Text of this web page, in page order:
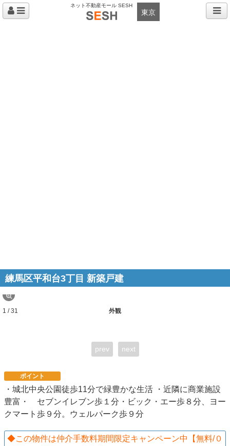
ネット不動産モール SESH
東京
練馬区平和台3丁目 新築戸建
外観
1 / 31
prev next
ポイント
・城北中央公園徒歩11分で緑豊かな生活 ・近隣に商業施設
豊富・ セブンイレブン歩１分・ビック・エー歩８分、ヨー
クマート歩９分。ウェルパーク歩９分
◆この物件は仲介手数料期間限定キャンペーン中【無料/０